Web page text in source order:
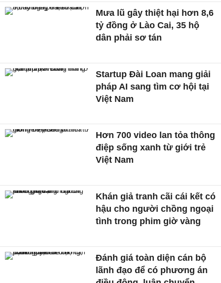
Mưa lũ gây thiệt hại hơn 8,6
tỷ đồng ở Lào Cai, 35 hộ
dân phải sơ tán
Startup Đài Loan mang giải
pháp AI sang tìm cơ hội tại
Việt Nam
Hơn 700 video lan tỏa thông
điệp sống xanh từ giới trẻ
Việt Nam
Khán giả tranh cãi cái kết có
hậu cho người chồng ngoại
tình trong phim giờ vàng
Đánh giá toàn diện cán bộ
lãnh đạo để có phương án